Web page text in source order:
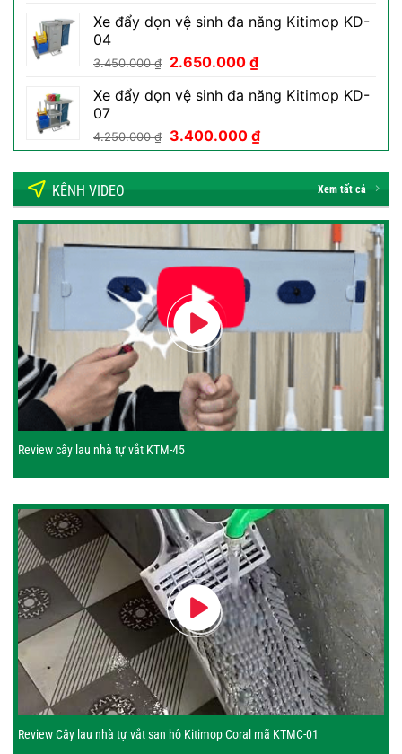
là:
tại
189.000 ₫.
Xe đẩy dọn vệ sinh đa năng Kitimop KD-
04
3.450.000₫
Giá
là:
2.650.000 ₫Giá
tại
2.650.000 ₫.
Xe đẩy dọn vệ sinh đa năng Kitimop KD-
07
4.250.000₫
Giá
gốc
là:
3.400.000 ₫Giá
hiện
tại
3.400.000 ₫.
KÊNH VIDEO Xem tất cả
Review cây lau nhà tự vắt KTM-45
Review Cây lau nhà tự vắt san hô Kitimop Coral mã KTMC-01